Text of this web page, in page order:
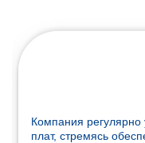
Компания регулярно
плат, стремясь